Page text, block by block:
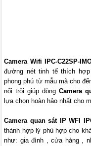
Camera Wifi IPC-C22SP-
đường nét tinh tế thích
phong phú từ mẫu mã cho
nổi trội giúp dòng Camera
lựa chọn hoàn hảo nhất cho
Camera quan sát IP WFI
thành hợp lý phù hợp cho
như: gia đình , cửa hàng ,